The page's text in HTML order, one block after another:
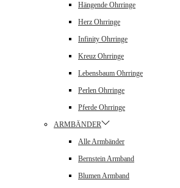
Hängende Ohrringe
Herz Ohrringe
Infinity Ohrringe
Kreuz Ohrringe
Lebensbaum Ohrringe
Perlen Ohrringe
Pferde Ohrringe
ARMBÄNDER
Alle Armbänder
Bernstein Armband
Blumen Armband